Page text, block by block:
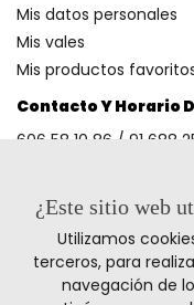
Contacto Y Horario
606 58 10 86 / 91 688
Métodos De Pago
Mis datos personales
Mis vales
Mis productos
¿Este sitio web
Utilizamos
terceros, para
navegación de